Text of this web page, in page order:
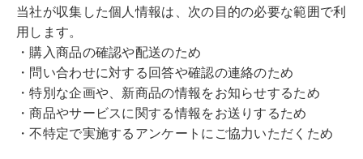
当社が収集した個人情報は、次の目的の必要な範囲で利
用します。
・購入商品の確認や配送のため
・問い合わせに対する回答や確認の連絡のため
・特別な企画や、新商品の情報をお知らせするため
・商品やサービスに関する情報をお送りするため
・不特定で実施するアンケートにご協力いただくため